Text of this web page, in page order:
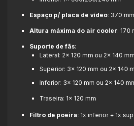
Espaço p/ placa de vídeo: 370
Altura máxima do air cooler: 170
Suporte de fãs:
Lateral: 2x 120 mm ou 2x 140 mm
Superior: 3x 120 mm ou 2x 140
Inferior: 3x 120 mm ou 2x 140
Traseira: 1x 120 mm
Filtro de poeira: 1x inferior + 1x